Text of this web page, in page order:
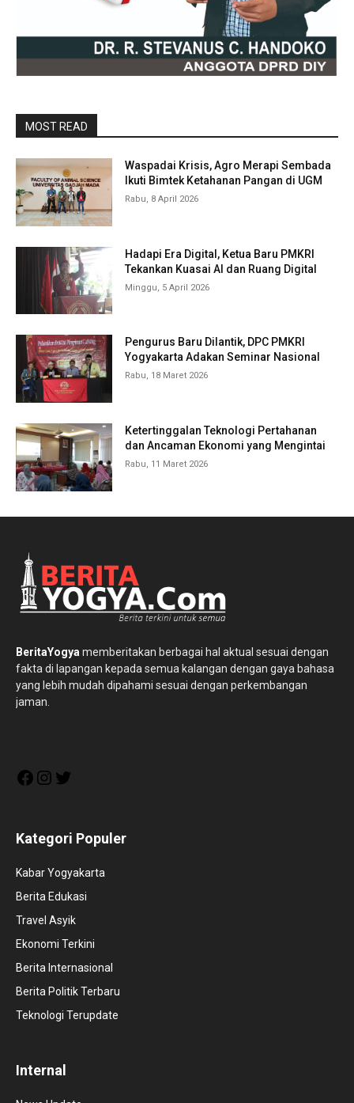
MOST READ
Waspadai Krisis, Agro Merapi Sembada
Ikuti Bimtek Ketahanan Pangan di UGM
Rabu, 8 April 2026
Hadapi Era Digital, Ketua Baru PMKRI
Tekankan Kuasai AI dan Ruang Digital
Minggu, 5 April 2026
Pengurus Baru Dilantik, DPC PMKRI
Yogyakarta Adakan Seminar Nasional
Rabu, 18 Maret 2026
Ketertinggalan Teknologi Pertahanan
dan Ancaman Ekonomi yang Mengintai
Rabu, 11 Maret 2026
BeritaYogya memberitakan berbagai hal aktual sesuai dengan
fakta di lapangan kepada semua kalangan dengan gaya bahasa
yang lebih mudah dipahami sesuai dengan perkembangan
jaman.
FacebookInstagram
Kategori Populer
Kabar Yogyakarta
Berita Edukasi
Travel Asyik
Ekonomi Terkini
Berita Internasional
Berita Politik Terbaru
Teknologi Terupdate
Internal